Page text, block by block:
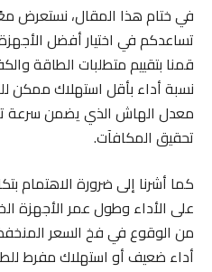
في ختام هذا المقال، نستعرض
تساعدكم في اختيار أفضل
قمنا بتقييم متطلبات الطاقة
نسبة أداء بأقل استهلاك ممكن
معدل الهاش الذي يضمن سرعة
تحقيق المكافآت.
كما أشرنا إلى ضرورة الاهتمام
على الأداء وطول عمر الأجهزة
من الوقوع في فخ السعر
أداء ضعيف أو استهلاك مفرط